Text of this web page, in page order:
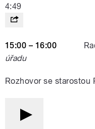
4:49
15:00 – 16:00
úřadu
Rozhovor se starostou